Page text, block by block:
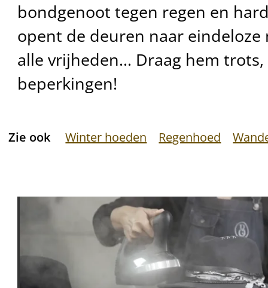
bondgenoot tegen regen en
opent de deuren naar eindeloze
alle vrijheden... Draag hem
beperkingen!
Zie ook Winter hoeden Regenhoed